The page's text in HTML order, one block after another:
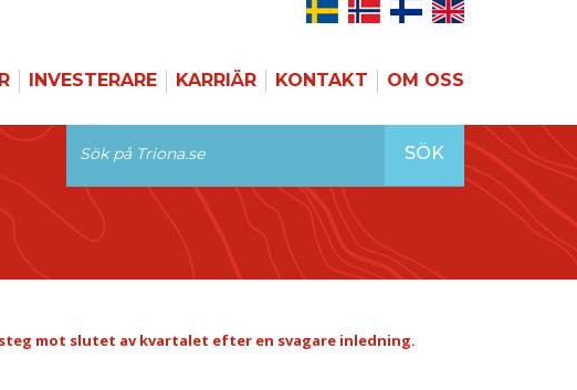
INVESTERARE KARRIÄR KONTAKT OM OSS
SÖK
mot slutet av kvartalet efter en svagare inledning.